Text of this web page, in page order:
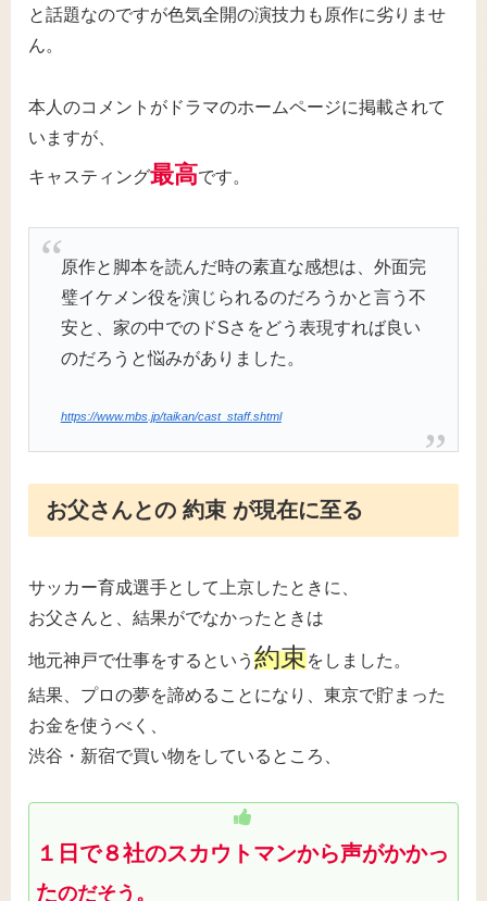
と話題なのですが色気全開の演技力も原作に劣りませ
ん。
本人のコメントがドラマのホームページに掲載されて
いますが、
キャスティング最高です。
原作と脚本を読んだ時の素直な感想は、外面完
璧イケメン役を演じられるのだろうかと言う不
安と、家の中でのドSさをどう表現すれば良い
のだろうと悩みがありました。
https://www.mbs.jp/taikan/cast_staff.shtml
お父さんとの 約束 が現在に至る
サッカー育成選手として上京したときに、
お父さんと、結果がでなかったときは
地元神戸で仕事をするという 約束をしました。
結果、プロの夢を諦めることになり、東京で貯まった
お金を使うべく、
渋谷・新宿で買い物をしているところ、
１日で８社のスカウトマンから声がかかっ
たのだそう。